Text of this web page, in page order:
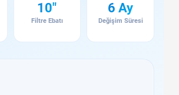
10"
Filtre Ebatı
6 Ay
Değişim Süresi